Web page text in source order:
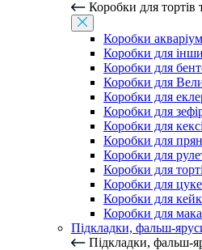
Коробки для тортів
Коробки
Коробки для
Коробки для
Коробки для
Коробки для
Коробки для
Коробки для
Коробки для
Коробки для
Коробки для
Коробки для
Коробки для
Коробки для
Підкладки, фальш-
Підкладки, фальш-